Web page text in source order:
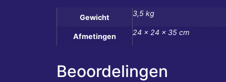
Gewicht 3,5 kg
Afmetingen 24 × 24 × 35 cm
Beoordelingen